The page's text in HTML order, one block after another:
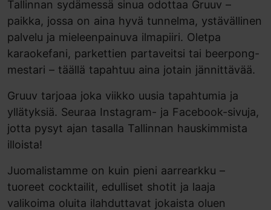
Tallinnan sydämessä sinua odottaa Gruuv –
paikka, jossa on aina hyvä tunnelma, ystävällinen
palvelu ja mieleenpainuva ilmapiiri. Oletpa
karaokefani, parkettien partaveitsi tai beerpong-
mestari – täällä tapahtuu aina jotain jännittävää.
Gruuv tarjoaa joka viikko uusia tapahtumia ja
yllätyksiä. Seuraa Instagram- ja Facebook-sivuja,
jotta pysyt ajan tasalla Tallinnan hauskimmista
illoista!
Juomalistamme on kuin pieni aarrearkku –
tuoreet cocktailit, edulliset shotit ja laaja
valikoima oluita ilahduttavat jokaista oluen